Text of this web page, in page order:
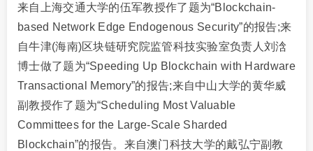
来自上海交通大学的伍军教授作了题为“Blockchain-
based Network Edge Endogenous Security”的报告;来
自牛津(海南)区块链研究院监管科技实验室负责人刘浛
博士做了题为“Speeding Up Blockchain with Hardware
Transactional Memory”的报告;来自中山大学的黄华威
副教授作了题为“Scheduling Most Valuable
Committees for the Large-Scale Sharded
Blockchain”的报告。来自澳门科技大学的戴弘宁副教